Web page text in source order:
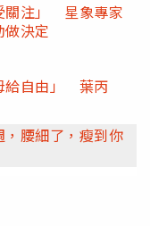
關注」 星象專家
決定
給自由」 葉丙
腰細了，瘦到你